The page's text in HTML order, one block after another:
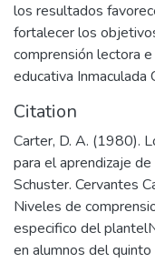
los resultados
fortalecer los
comprensión lectora
educativa Inmaculada
Citation
Carter, D. A. (1980).
para el aprendizaje
Schuster. Cervantes
Niveles de
especifico del
en alumnos del